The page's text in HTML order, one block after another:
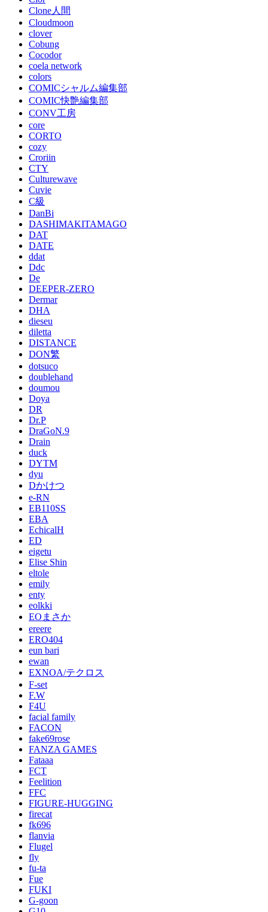
Clone人間
Cloudmoon
clover
Cobung
Cocodor
coela network
colors
COMICシャルム編集部
COMIC快艶編集部
CONV工房
core
CORTO
cozy
Croriin
CTY
Culturewave
Cuvie
C級
DanBi
DASHIMAKITAMAGO
DAT
DATE
ddat
Ddc
De
DEEPER-ZERO
Dermar
DHA
dieseu
diletta
DISTANCE
DON繁
dotsuco
doublehand
doumou
Doya
DR
Dr.P
DraGoN.9
Drain
duck
DYTM
dyu
Dかけつ
e-RN
EB110SS
EBA
EchicalH
ED
eigetu
Elise Shin
eltole
emily
enty
eolkki
EOまさか
ereere
ERO404
eun bari
ewan
EXNOA/テクロス
F-set
F.W
F4U
facial family
FACON
fake69rose
FANZA GAMES
Fataaa
FCT
Feelition
FFC
FIGURE-HUGGING
firecat
fk696
flanvia
Flugel
fly
fu-ta
Fue
FUKI
G-goon